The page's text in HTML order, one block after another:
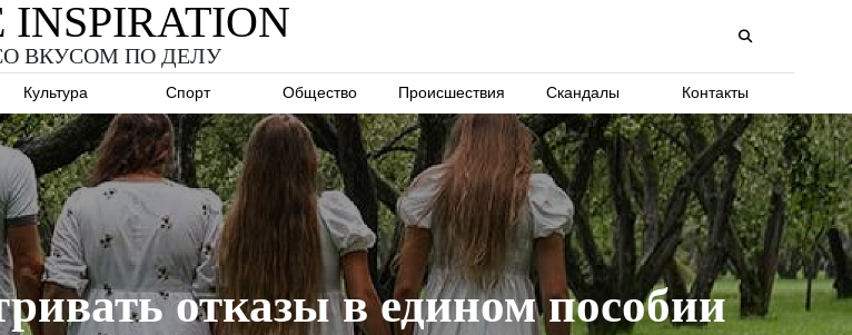
INSPIRATION
ВКУСОМ ПО ДЕЛУ
Культура Спорт Общество Происшествия Скандалы Контакты
отказы в едином пособии